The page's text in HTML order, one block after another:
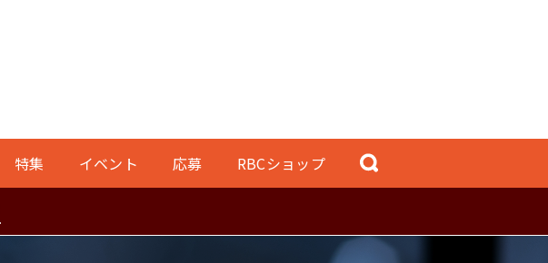
特集 イベント 応募 RBCショップ